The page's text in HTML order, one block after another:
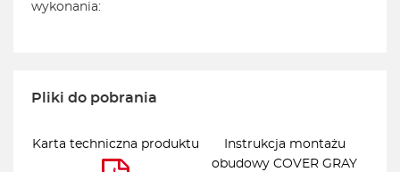
wykonania:
Pliki do pobrania
Karta techniczna produktu
Instrukcja montażu
obudowy COVER GRAY